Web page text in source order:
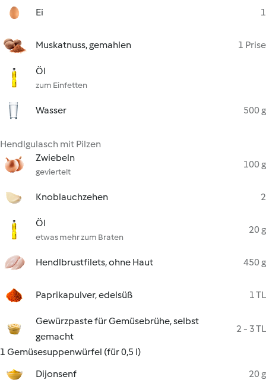
Ei 1
Muskatnuss, gemahlen 1 Prise
Öl
zum Einfetten
Wasser 500 g
Hendlgulasch mit Pilzen
Zwiebeln
geviertelt
100 g
Knoblauchzehen 2
Öl
etwas mehr zum Braten
20 g
Hendlbrustfilets, ohne Haut 450 g
Paprikapulver, edelsüß 1 TL
Gewürzpaste für Gemüsebrühe, selbst
gemacht
2 - 3 TL
1 Gemüsesuppenwürfel (für 0,5 l)
Dijonsenf
20 g